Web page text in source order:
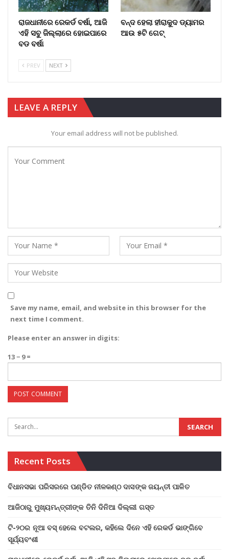
ରାଜଧାନୀରେ ରେକର୍ଡ ବର୍ଷା, ଆଜି
ଏହି ସବୁ ଜିଲ୍ଲାରେ ହୋଇପାରେ
ବଡ ବର୍ଷା
ବନ୍ଦ ହେଲା ହୀରାକୁଦ ଡ୍ୟାମର
ଆଉ ୫ଟି ଗେଟ୍
PREV NEXT
LEAVE A REPLY
Your email address will not be published.
Save my name, email, and website in this browser for the
next time I comment.
Please enter an answer in digits:
13 − 9 =
Recent Posts
ବିଧାନସଭା ପରିସରରେ ପଣ୍ଡିତ ନୀଳକଣ୍ଠ ଦାସଙ୍କ ଜୟନ୍ତୀ ପାଳିତ
ଆଜିଠାରୁ ମୁଖ୍ୟମନ୍ତ୍ରୀଙ୍କ ତିନି ଦିନିଆ ଦିଲ୍ଲୀ ଗସ୍ତ
ଟି-୨୦ର ନୂଆ ବସ୍ ହେଲେ ବଟଲର, କହିଲେ ଦିନେ ଏହି ରେକର୍ଡ ଭାଙ୍ଗିବେ
ସୂର୍ଯ୍ୟବଂଶୀ